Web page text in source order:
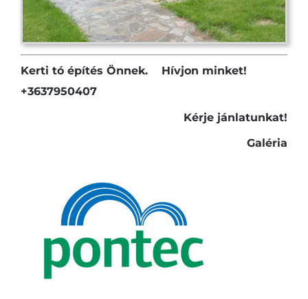
Kerti tó építés Önnek. Hívjon minket!
+3637950407
Kérje jánlatunkat!
Galéria